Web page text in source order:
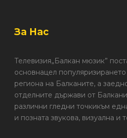
За Нас
Телевизия„Балкан мюзик”
основнацел
региона на Балканите, а
отделните държави от
различни гледни точкикъм
и позната звукова, визуална и